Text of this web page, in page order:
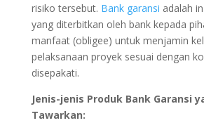
risiko tersebut. Bank garansi adalah
yang diterbitkan oleh bank kepada
manfaat (obligee) untuk menjamin
pelaksanaan proyek sesuai dengan
disepakati.
Jenis-jenis Produk Bank Garansi
Tawarkan: